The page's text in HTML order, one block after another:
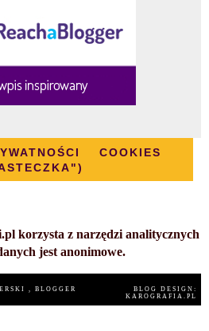
COOKIES
korzysta z narzędzi analitycznych
jest anonimowe.
, BLOGGER
BLOG DESIGN:
KAROGRAFIA.PL